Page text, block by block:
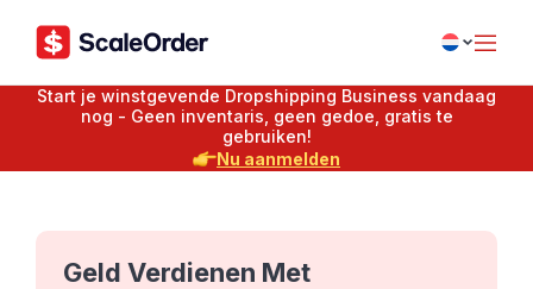
Start je winstgevende Dropshipping Business vandaag
nog - Geen inventaris, geen gedoe, gratis te
gebruiken!
Nu aanmelden
Geld Verdienen Met